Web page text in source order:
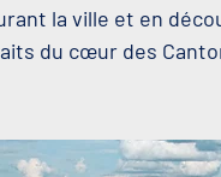
la ville et en
du cœur des